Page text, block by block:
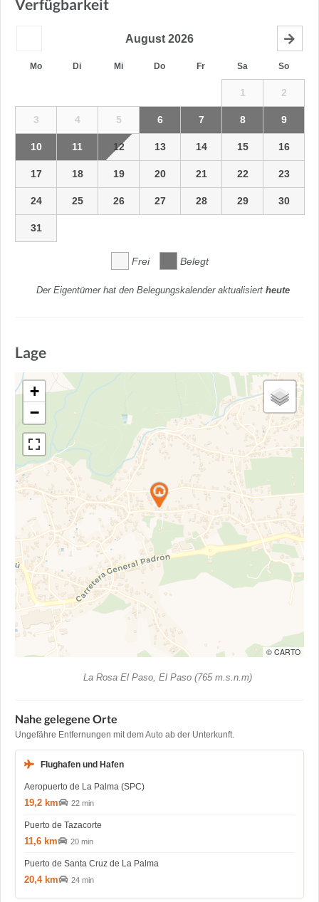
Verfügbarkeit
August 2026
Mo Di Mi Do Fr Sa So
1 2
3 4 5 6 7 8 9
10 11 12 13 14 15 16
17 18 19 20 21 22 23
24 25 26 27 28 29 30
31
Frei Belegt
Der Eigentümer hat den Belegungskalender aktualisiert heute
Lage
+
−
© CARTO
La Rosa El Paso, El Paso (765 m.s.n.m)
Nahe gelegene Orte
Ungefähre Entfernungen mit dem Auto ab der Unterkunft.
Flughafen und Hafen
Aeropuerto de La Palma (SPC)
19,2 km 22 min
Puerto de Tazacorte
11,6 km 20 min
Puerto de Santa Cruz de La Palma
20,4 km 24 min